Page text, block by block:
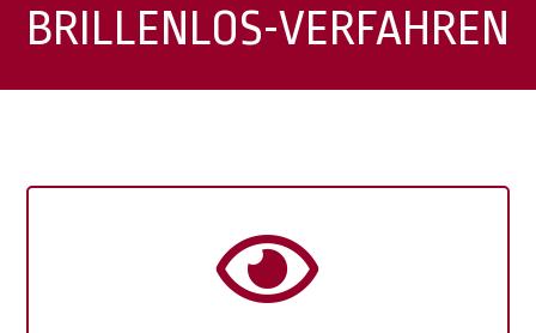
BRILLENLOS-VERFAHREN